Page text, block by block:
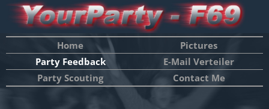
Home
Pictures
Party Feedback
E-Mail Verteiler
Party Scouting
Contact Me